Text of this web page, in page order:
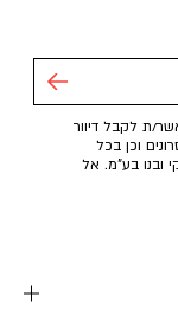
ת לקבל דיוור
וכן בכל
ובנו בע"מ. אל